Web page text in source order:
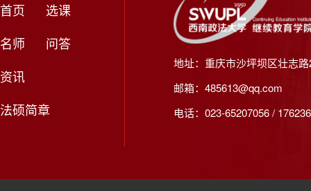
首页
选课
名师
问答
资讯
法硕简章
地址：重庆市沙坪坝区壮志
邮箱：485613@qq.com
电话：023-65207056 /